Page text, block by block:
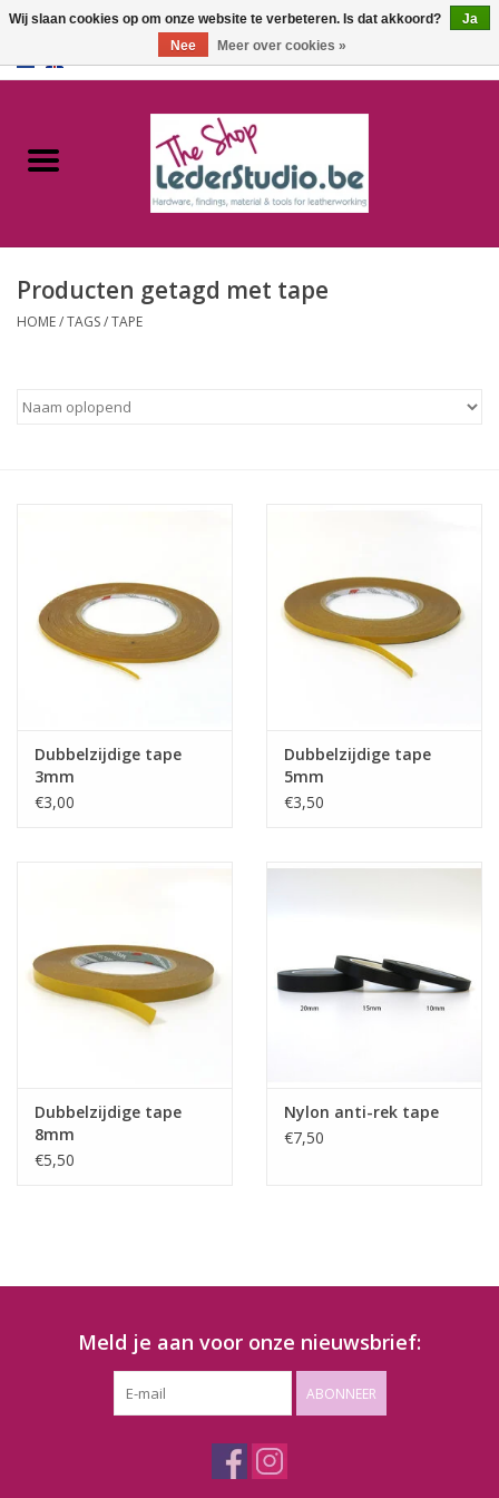
Catalogus
FAQ
Producten getagd met tape
HOME/TAGS/TAPE
Dubbelzijdige tape
3mm
€3,00
Dubbelzijdige tape
5mm
€3,50
Dubbelzijdige tape
8mm
€5,50
Nylon anti-rek tape
€7,50
Meld je aan voor onze nieuwsbrief:
ABONNEER
Wij slaan cookies op om onze website te verbeteren. Is dat akkoord?
Ja
Nee
Meer over cookies »